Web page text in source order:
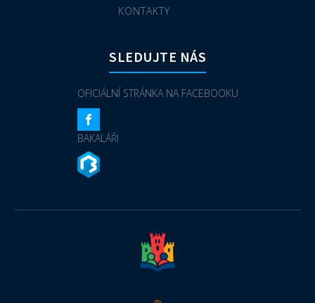
KONTAKTY
SLEDUJTE NÁS
OFICIÁLNÍ STRÁNKA NA FACEBOOKU
BAKALÁŘI